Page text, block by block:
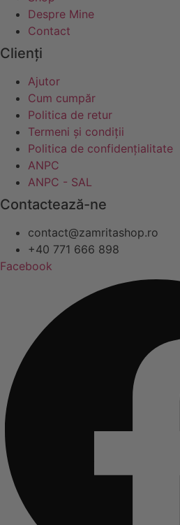
Despre Mine
Contact
Clienți
Ajutor
Cum cumpăr
Politica de retur
Termeni și condiții
Politica de confidențialitate
ANPC
ANPC - SAL
Contactează-ne
contact@zamritashop.ro
+40 771 666 898
Facebook